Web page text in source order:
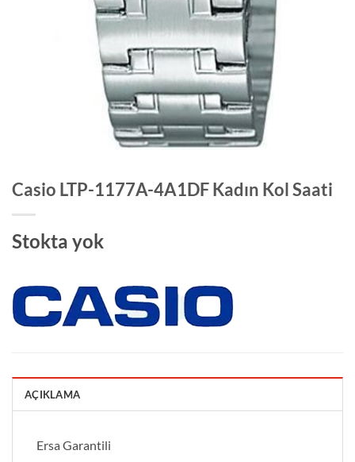
Casio LTP-1177A-4A1DF Kadın Kol Saati
Stokta yok
AÇIKLAMA
Ersa Garantili